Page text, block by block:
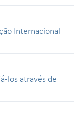
Internacional
los através de